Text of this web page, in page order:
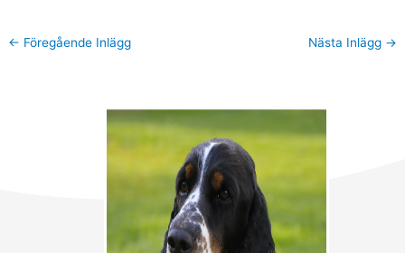
← Föregående Inlägg Nästa Inlägg →